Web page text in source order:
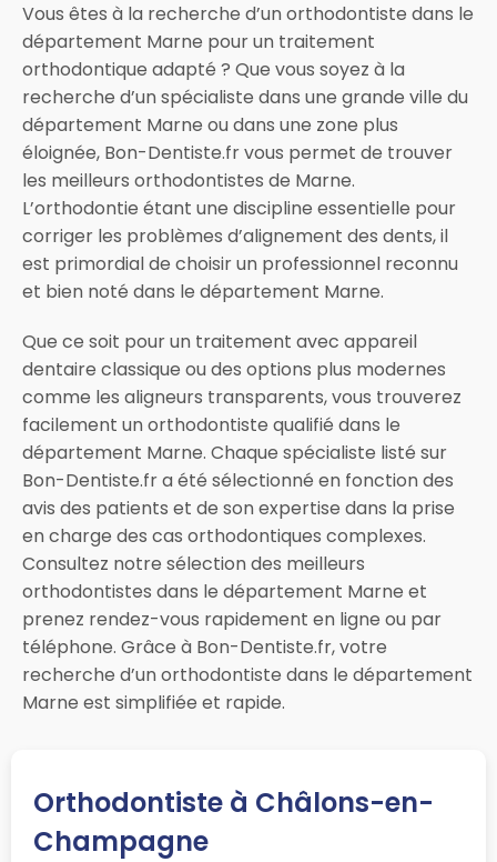
Vous êtes à la recherche d’un orthodontiste dans le
département Marne pour un traitement
orthodontique adapté ? Que vous soyez à la
recherche d’un spécialiste dans une grande ville du
département Marne ou dans une zone plus
éloignée, Bon-Dentiste.fr vous permet de trouver
les meilleurs orthodontistes de Marne.
L’orthodontie étant une discipline essentielle pour
corriger les problèmes d’alignement des dents, il
est primordial de choisir un professionnel reconnu
et bien noté dans le département Marne.
Que ce soit pour un traitement avec appareil
dentaire classique ou des options plus modernes
comme les aligneurs transparents, vous trouverez
facilement un orthodontiste qualifié dans le
département Marne. Chaque spécialiste listé sur
Bon-Dentiste.fr a été sélectionné en fonction des
avis des patients et de son expertise dans la prise
en charge des cas orthodontiques complexes.
Consultez notre sélection des meilleurs
orthodontistes dans le département Marne et
prenez rendez-vous rapidement en ligne ou par
téléphone. Grâce à Bon-Dentiste.fr, votre
recherche d’un orthodontiste dans le département
Marne est simplifiée et rapide.
Orthodontiste à Châlons-en-
Champagne